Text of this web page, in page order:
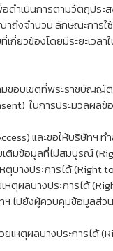
อดำเนินการตามวัตถุประ
ถึงจำนวน ลักษณะการใ
ยวข้องโดยมีระยะเวลา
ขอบเขตที่พระราชบัญ
ในการประมวลผล
และขอให้บริษัทฯ
ติมข้อมูลที่ไม่สมบูรณ์
บางประการได้ (Right
ตุผลบางประการได้
ไปยังผู้ควบคุมข้อมูลส่
หตุผลบางประการได้